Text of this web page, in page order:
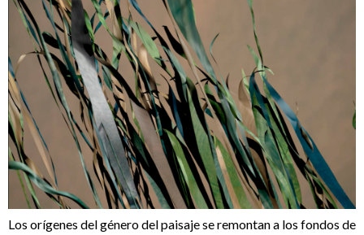
Los orígenes del género del paisaje se remontan a los fondos de